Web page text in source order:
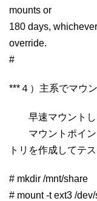
mounts or
180 days,
override.
#
***４）主系でマウン
早速マウントし
マウントポイン
トリを作成してテス
# mkdir /mnt/share
# mount -t ext3 /